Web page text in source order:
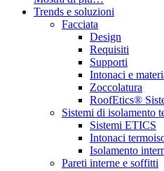
Trends e soluzioni
Facciata
Design
Requisiti
Supporti
Intonaci e
Zoccolatura
RoofEtics®
Sistemi di isolamento
Sistemi ETICS
Intonaci
Isolamento
Pareti interne e soffitti